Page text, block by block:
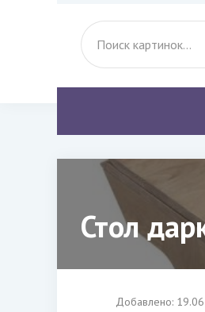
Стол
Добавлено: 19.06